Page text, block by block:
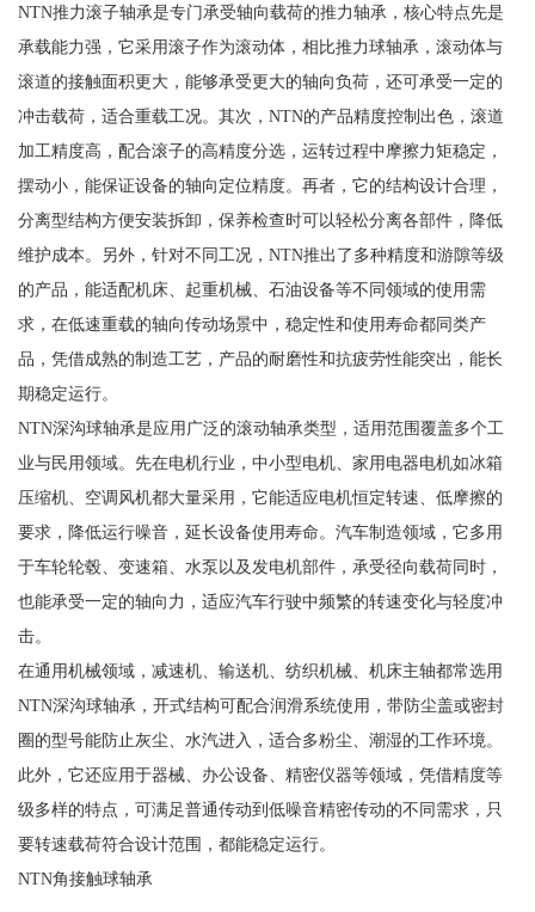
NTN推力滚子轴承是专门承受轴向载荷的推力轴承，核心特点先是
承载能力强，它采用滚子作为滚动体，相比推力球轴承，滚动体与
滚道的接触面积更大，能够承受更大的轴向负荷，还可承受一定的
冲击载荷，适合重载工况。其次，NTN的产品精度控制出色，滚道
加工精度高，配合滚子的高精度分选，运转过程中摩擦力矩稳定，
摆动小，能保证设备的轴向定位精度。再者，它的结构设计合理，
分离型结构方便安装拆卸，保养检查时可以轻松分离各部件，降低
维护成本。另外，针对不同工况，NTN推出了多种精度和游隙等级
的产品，能适配机床、起重机械、石油设备等不同领域的使用需
求，在低速重载的轴向传动场景中，稳定性和使用寿命都同类产
品，凭借成熟的制造工艺，产品的耐磨性和抗疲劳性能突出，能长
期稳定运行。
NTN深沟球轴承是应用广泛的滚动轴承类型，适用范围覆盖多个工
业与民用领域。先在电机行业，中小型电机、家用电器电机如冰箱
压缩机、空调风机都大量采用，它能适应电机恒定转速、低摩擦的
要求，降低运行噪音，延长设备使用寿命。汽车制造领域，它多用
于车轮轮毂、变速箱、水泵以及发电机部件，承受径向载荷同时，
也能承受一定的轴向力，适应汽车行驶中频繁的转速变化与轻度冲
击。
在通用机械领域，减速机、输送机、纺织机械、机床主轴都常选用
NTN深沟球轴承，开式结构可配合润滑系统使用，带防尘盖或密封
圈的型号能防止灰尘、水汽进入，适合多粉尘、潮湿的工作环境。
此外，它还应用于器械、办公设备、精密仪器等领域，凭借精度等
级多样的特点，可满足普通传动到低噪音精密传动的不同需求，只
要转速载荷符合设计范围，都能稳定运行。
NTN角接触球轴承